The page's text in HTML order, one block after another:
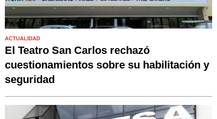
ACTUALIDAD
El Teatro San Carlos rechazó
cuestionamientos sobre su habilitación y
seguridad